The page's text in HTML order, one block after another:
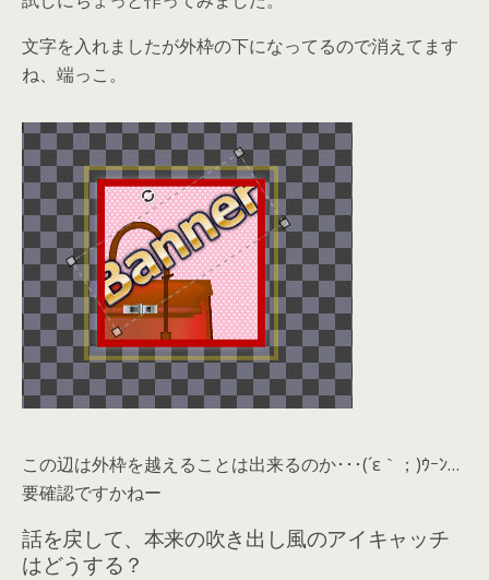
文字を入れましたが外枠の下になってるので消えてます
ね、端っこ。
この辺は外枠を越えることは出来るのか･･･(´ε｀；)ｳｰﾝ…
要確認ですかねー
話を戻して、本来の吹き出し風のアイキャッチ
はどうする？